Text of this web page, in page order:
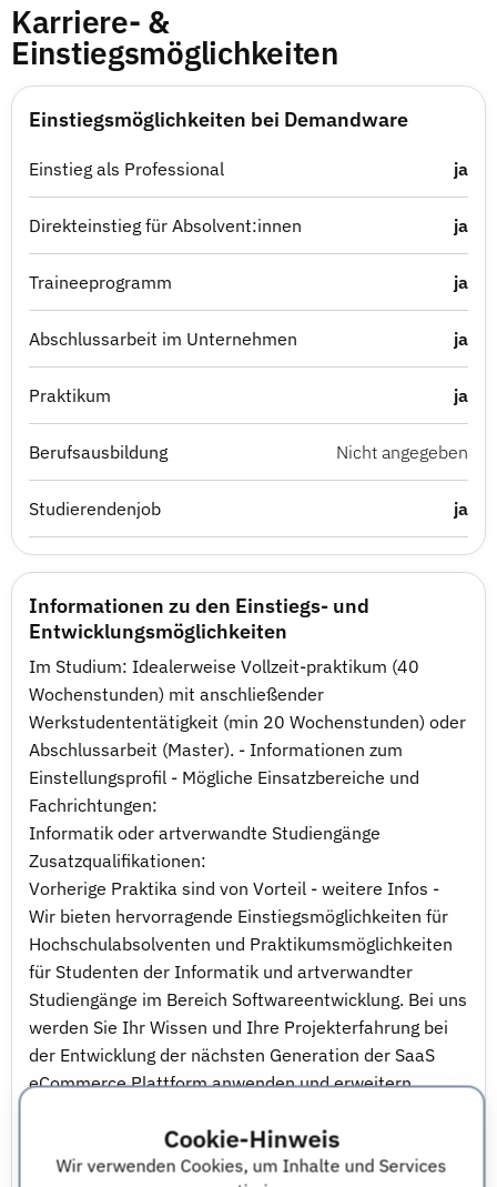
Cookie-Hinweis
Wir verwenden Cookies, um Inhalte und Services
Karriere- &
Einstiegsmöglichkeiten
Einstiegsmöglichkeiten bei Demandware
Einstieg als Professional ja
Direkteinstieg für Absolvent:innen ja
Traineeprogramm ja
Abschlussarbeit im Unternehmen ja
Praktikum ja
Berufsausbildung Nicht angegeben
Studierendenjob ja
Informationen zu den Einstiegs- und
Entwicklungsmöglichkeiten
Im Studium: Idealerweise Vollzeit-praktikum (40
Wochenstunden) mit anschließender
Werkstudententätigkeit (min 20 Wochenstunden) oder
Abschlussarbeit (Master). - Informationen zum
Einstellungsprofil - Mögliche Einsatzbereiche und
Fachrichtungen:
Informatik oder artverwandte Studiengänge
Zusatzqualifikationen:
Vorherige Praktika sind von Vorteil - weitere Infos -
Wir bieten hervorragende Einstiegsmöglichkeiten für
Hochschulabsolventen und Praktikumsmöglichkeiten
für Studenten der Informatik und artverwandter
Studiengänge im Bereich Softwareentwicklung. Bei uns
werden Sie Ihr Wissen und Ihre Projekterfahrung bei
der Entwicklung der nächsten Generation der SaaS
eCommerce Plattform anwenden und erweitern.
Anforderungen für Praktikanten:
-Studenten der Informatik oder gleichwertiger